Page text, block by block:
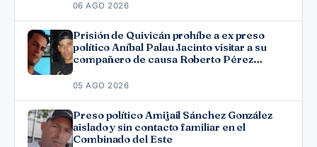
06 AGO 2026
Prisión de Quivicán prohíbe a ex preso
político Aníbal Palau Jacinto visitar a su
compañero de causa Roberto Pérez
05 AGO 2026
Preso político Amijail Sánchez González
aislado y sin contacto familiar en el
Combinado del Este